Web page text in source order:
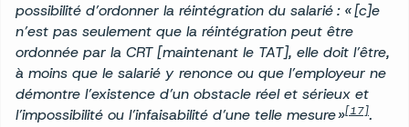
possibilité d’ordonner la réintégration du salarié: « [c]e
n’est pas seulement que la réintégration peut être
ordonnée par la CRT [maintenant le TAT], elle doit l’être,
à moins que le salarié y renonce ou que l’employeur ne
démontre l’existence d’un obstacle réel et sérieux et
l’impossibilité ou l’infaisabilité d’une telle mesure »[17].